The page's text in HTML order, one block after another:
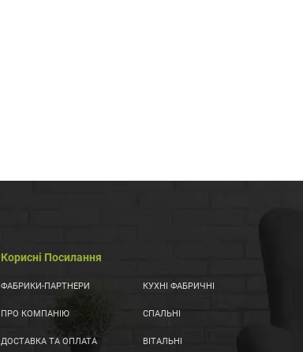
Корисні Посилання
ФАБРИКИ-ПАРТНЕРИ
ПРО КОМПАНІЮ
ДОСТАВКА ТА ОПЛАТА
КУХНІ ФАБРИЧНІ
СПАЛЬНІ
ВІТАЛЬНІ